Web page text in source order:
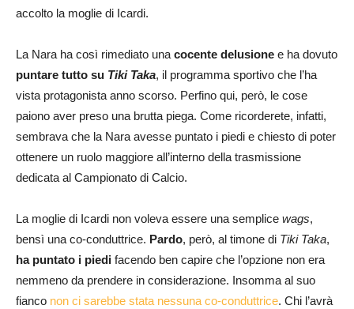
accolto la moglie di Icardi.
La Nara ha così rimediato una cocente delusione e ha dovuto
puntare tutto su Tiki Taka, il programma sportivo che l’ha
vista protagonista anno scorso. Perfino qui, però, le cose
paiono aver preso una brutta piega. Come ricorderete, infatti,
sembrava che la Nara avesse puntato i piedi e chiesto di poter
ottenere un ruolo maggiore all’interno della trasmissione
dedicata al Campionato di Calcio.
La moglie di Icardi non voleva essere una semplice wags,
bensì una co-conduttrice. Pardo, però, al timone di Tiki Taka,
ha puntato i piedi facendo ben capire che l’opzione non era
nemmeno da prendere in considerazione. Insomma al suo
fianco non ci sarebbe stata nessuna co-conduttrice. Chi l’avrà